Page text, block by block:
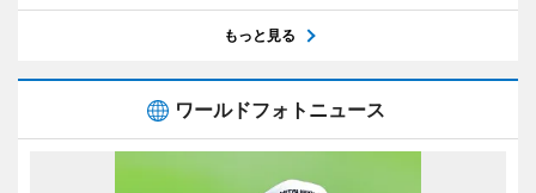
もっと見る
ワールドフォトニュース